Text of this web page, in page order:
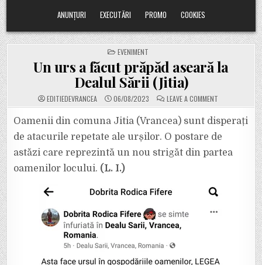
ANUNȚURI
EXECUTĂRI PROMO COOKIES
POSTED
IN
EVENIMENT
Un urs a făcut prăpăd aseară la
Dealul Sării (Jitia)
EDITIEDEVRANCEA 06/08/2023 LEAVE A COMMENT
UN
A
FĂCUT
PRĂPĂD
ASEARĂ
LA
DEALUL
Oamenii din comuna Jitia (Vrancea) sunt disperați
de atacurile repetate ale urșilor. O postare de
astăzi care reprezintă un nou strigăt din partea
oamenilor locului. (L. I.)